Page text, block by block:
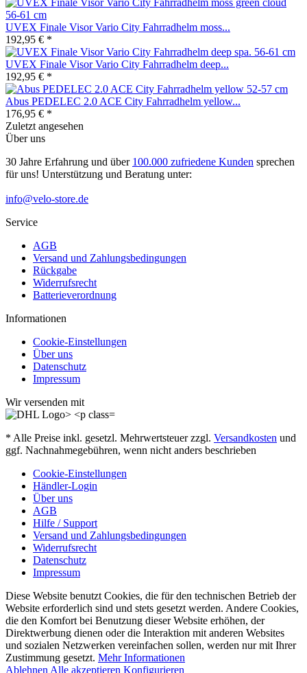
UVEX Finale Visor Vario City Fahrradhelm moss...
192,95 € *
UVEX Finale Visor Vario City Fahrradhelm deep...
192,95 € *
Abus PEDELEC 2.0 ACE City Fahrradhelm yellow...
176,95 € *
Zuletzt angesehen
Über uns
30 Jahre Erfahrung und über 100.000 zufriedene Kunden sprechen
für uns! Unterstützung und Beratung unter:
info@velo-store.de
Service
AGB
Versand und Zahlungsbedingungen
Rückgabe
Widerrufsrecht
Batterieverordnung
Informationen
Cookie-Einstellungen
Über uns
Datenschutz
Impressum
Wir versenden mit
* Alle Preise inkl. gesetzl. Mehrwertsteuer zzgl. Versandkosten und
ggf. Nachnahmegebühren, wenn nicht anders beschrieben
Cookie-Einstellungen
Händler-Login
Über uns
AGB
Hilfe / Support
Versand und Zahlungsbedingungen
Widerrufsrecht
Datenschutz
Impressum
Diese Website benutzt Cookies, die für den technischen Betrieb der
Website erforderlich sind und stets gesetzt werden. Andere Cookies,
die den Komfort bei Benutzung dieser Website erhöhen, der
Direktwerbung dienen oder die Interaktion mit anderen Websites
und sozialen Netzwerken vereinfachen sollen, werden nur mit Ihrer
Zustimmung gesetzt. Mehr Informationen
Ablehnen Alle akzeptieren Konfigurieren